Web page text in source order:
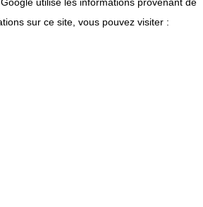
utilise les informations provenant de
sur ce site, vous pouvez visiter :